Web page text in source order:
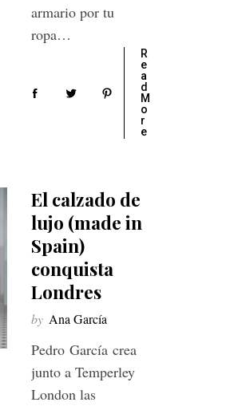
armario por tu
ropa…
R
e
a
d
M
o
r
e
El calzado de
lujo (made in
Spain)
conquista
Londres
by Ana García
Pedro García crea
junto a Temperley
London las